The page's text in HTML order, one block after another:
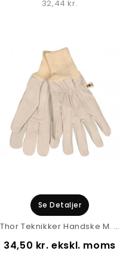
32,44 kr.
Se Detaljer
Thor Teknikker Handske M. Ribkant 3111 CD
34,50 kr. ekskl. moms